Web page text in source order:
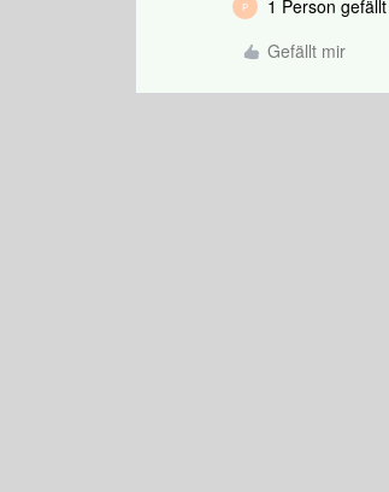
P
1 Person
Gefällt mir